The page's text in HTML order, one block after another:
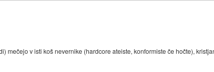
mečejo v isti koš nevernike (hardcore ateiste, konformiste če hočte),